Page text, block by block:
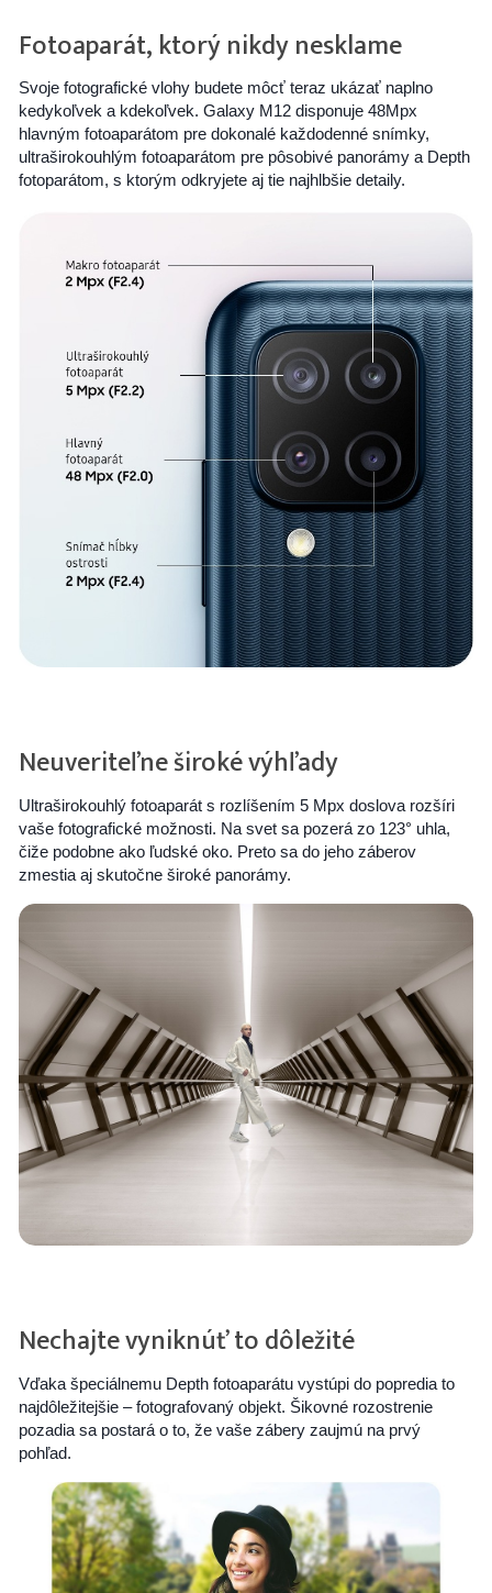
Fotoaparát, ktorý nikdy nesklame
Svoje fotografické vlohy budete môcť teraz ukázať naplno
kedykoľvek a kdekoľvek. Galaxy M12 disponuje 48Mpx
hlavným fotoaparátom pre dokonalé každodenné snímky,
ultraširokouhlým fotoaparátom pre pôsobivé panorámy a Depth
fotoparátom, s ktorým odkryjete aj tie najhlbšie detaily.
Neuveriteľne široké výhľady
Ultraširokouhlý fotoaparát s rozlíšením 5 Mpx doslova rozšíri
vaše fotografické možnosti. Na svet sa pozerá zo 123° uhla,
čiže podobne ako ľudské oko. Preto sa do jeho záberov
zmestia aj skutočne široké panorámy.
Nechajte vyniknúť to dôležité
Vďaka špeciálnemu Depth fotoaparátu vystúpi do popredia to
najdôležitejšie ‒ fotografovaný objekt. Šikovné rozostrenie
pozadia sa postará o to, že vaše zábery zaujmú na prvý
pohľad.